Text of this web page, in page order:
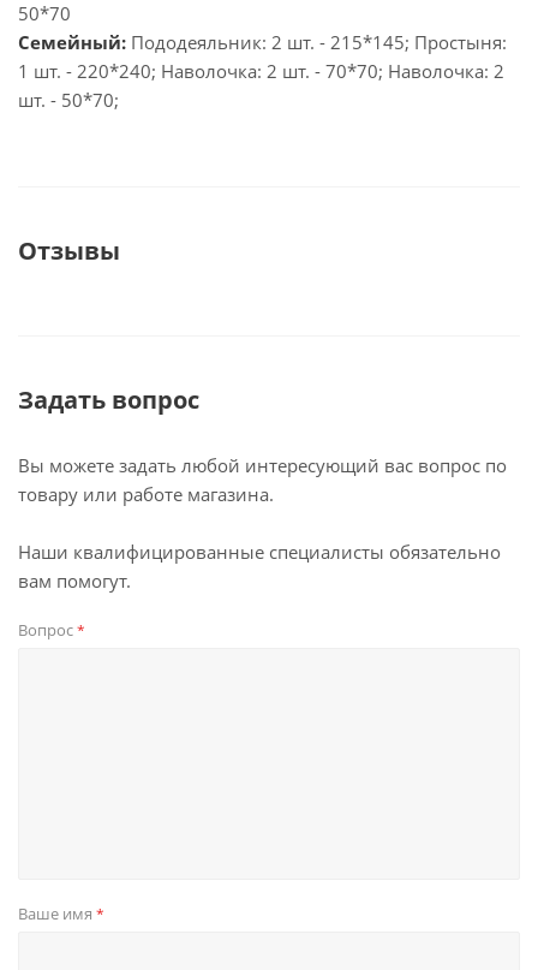
50*70
Семейный: Пододеяльник: 2 шт. - 215*145; Простыня:
1 шт. - 220*240; Наволочка: 2 шт. - 70*70; Наволочка: 2
шт. - 50*70;
Отзывы
Задать вопрос
Вы можете задать любой интересующий вас вопрос по
товару или работе магазина.
Наши квалифицированные специалисты обязательно
вам помогут.
Вопрос*
Ваше имя *